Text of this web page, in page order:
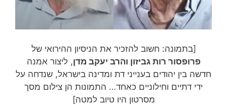
[בתמונה: חשוב להזכיר את הניסיון ההירואי של
פרופסור רות גביזון והרב יעקב מדן, ליצור אמנה
חדשה בין יהודים בענייני דת ומדינה בישראל, שנדחה על
ידי דתיים וחילוניים כאחד… התמונות הן צילום מסך
מסרטון היו טיוב למטה]